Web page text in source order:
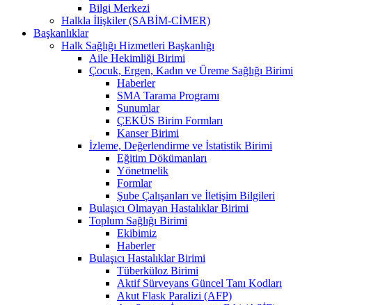
Bilgi Merkezi
Halkla İlişkiler (SABİM-CİMER)
Başkanlıklar
Halk Sağlığı Hizmetleri Başkanlığı
Aile Hekimliği Birimi
Çocuk, Ergen, Kadın ve Üreme Sağlığı Birimi
Haberler
SMA Tarama Programı
Sunumlar
ÇEKÜS Birim Formları
Kanser Birimi
İzleme, Değerlendirme ve İstatistik Birimi
Eğitim Dökümanları
Yönetmelik
Formlar
Şube Çalışanları ve İletişim Bilgileri
Bulaşıcı Olmayan Hastalıklar Birimi
Toplum Sağlığı Birimi
Ekibimiz
Haberler
Bulaşıcı Hastalıklar Birimi
Tüberküloz Birimi
Aktif Sürveyans Güncel Tanı Kodları
Akut Flask Paralizi (AFP)